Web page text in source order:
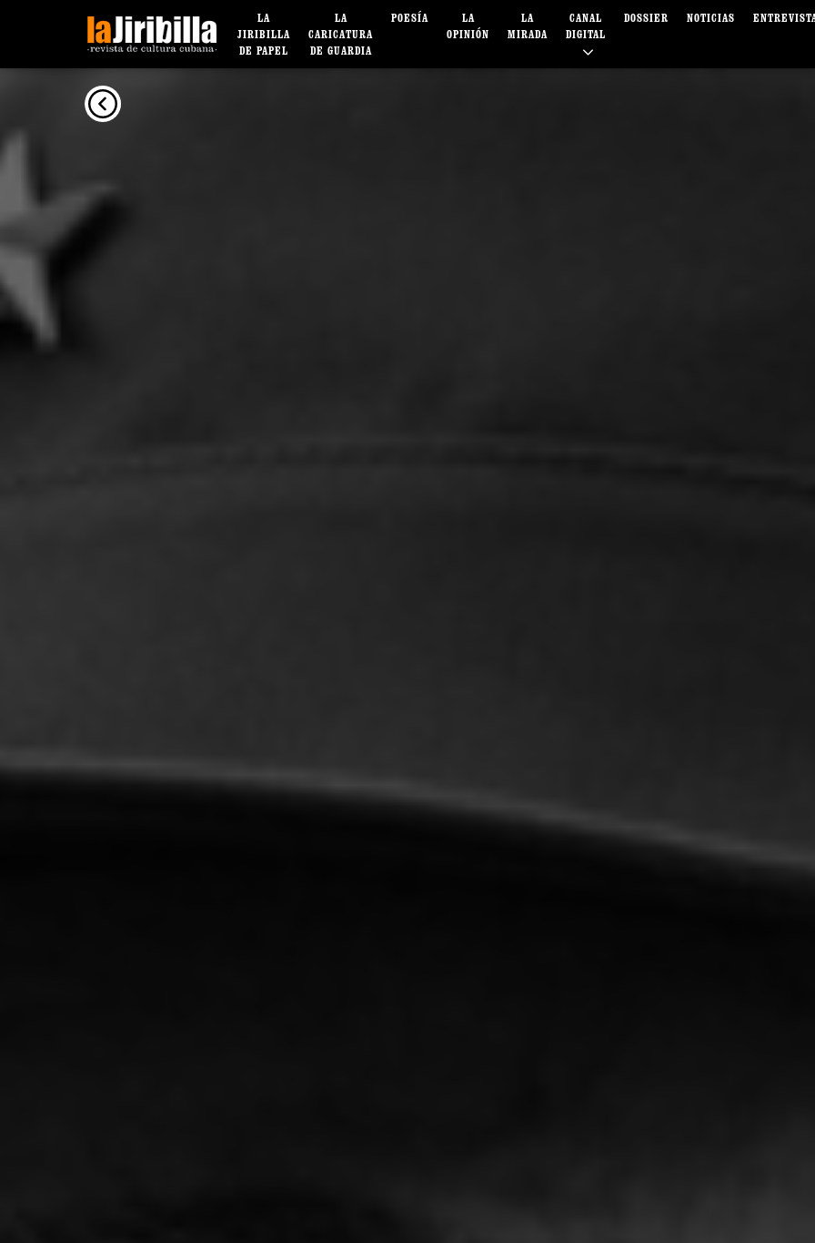
LA
JIRIBILLA
DE PAPEL
LA
CARICATURA
DE GUARDIA
POESÍA
LA
OPINIÓN
LA
MIRADA
CANAL
DIGITAL
DOSSIER NOTICIAS